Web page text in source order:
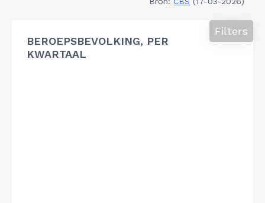
BEROEPSBEVOLKING, PER
KWARTAAL
Filters